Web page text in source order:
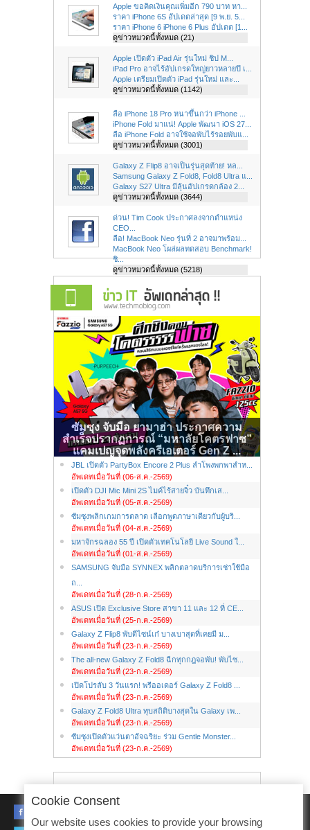
Apple ขอคิดเงินคุณเพิ่มอีก 790 บาท หา...
ราคา iPhone 6S อัปเดตล่าสุด [9 พ.ย. 5...
ราคา iPhone 6 iPhone 6 Plus อัปเดต [1...
ดูข่าวหมวดนี้ทั้งหมด (21)
Apple เปิดตัว iPad Air รุ่นใหม่ ชิป M...
iPad Pro อาจไร้อัปเกรดใหญ่ยาวหลายปี เ...
Apple เตรียมเปิดตัว iPad รุ่นใหม่ และ...
ดูข่าวหมวดนี้ทั้งหมด (1142)
ลือ iPhone 18 Pro หนาขึ้นกว่า iPhone ...
iPhone Fold มาแน่! Apple พัฒนา iOS 27...
ลือ iPhone Fold อาจใช้จอพับไร้รอยพับแ...
ดูข่าวหมวดนี้ทั้งหมด (3001)
Galaxy Z Flip8 อาจเป็นรุ่นสุดท้าย! หล...
Samsung Galaxy Z Fold8, Fold8 Ultra แ...
Galaxy S27 Ultra มีลุ้นอัปเกรดกล้อง 2...
ดูข่าวหมวดนี้ทั้งหมด (3644)
ด่วน! Tim Cook ประกาศลงจากตำแหน่ง
CEO...
ลือ! MacBook Neo รุ่นที่ 2 อาจมาพร้อม...
MacBook Neo โผล่ผลทดสอบ Benchmark!
ชิ...
ดูข่าวหมวดนี้ทั้งหมด (5218)
ซัมซุง จับมือ ยามาฮ่า ประกาศความ
สำเร็จปรากฏการณ์ “มหาลัยโคตรฟาซ”
แคมเปญจุดพลังครีเอเตอร์ Gen Z ...
JBL เปิดตัว PartyBox Encore 2 Plus ลำโพงพกพาสำห...
อัพเดทเมื่อวันที่ (06-ส.ค.-2569)
เปิดตัว DJI Mic Mini 2S ไมค์ไร้สายจิ๋ว บันทึกเส...
อัพเดทเมื่อวันที่ (05-ส.ค.-2569)
ซัมซุงพลิกเกมการตลาด เลือกพูดภาษาเดียวกับผู้บริ...
อัพเดทเมื่อวันที่ (04-ส.ค.-2569)
มหาจักรฉลอง 55 ปี เปิดตัวเทคโนโลยี Live Sound ใ...
อัพเดทเมื่อวันที่ (01-ส.ค.-2569)
SAMSUNG จับมือ SYNNEX พลิกตลาดบริการเช่าใช้มือ
ถ...
อัพเดทเมื่อวันที่ (28-ก.ค.-2569)
ASUS เปิด Exclusive Store สาขา 11 และ 12 ที่ CE...
อัพเดทเมื่อวันที่ (25-ก.ค.-2569)
Galaxy Z Flip8 พับดีไซน์เก๋ บางเบาสุดที่เคยมี ม...
อัพเดทเมื่อวันที่ (23-ก.ค.-2569)
The all-new Galaxy Z Fold8 ฉีกทุกกฎจอพับ! พับไซ...
อัพเดทเมื่อวันที่ (23-ก.ค.-2569)
เปิดโปรลับ 3 วันแรก! พรีออเดอร์ Galaxy Z Fold8 ...
อัพเดทเมื่อวันที่ (23-ก.ค.-2569)
Galaxy Z Fold8 Ultra ทุบสถิติบางสุดใน Galaxy เพ...
อัพเดทเมื่อวันที่ (23-ก.ค.-2569)
ซัมซุงเปิดตัวแว่นตาอัจฉริยะ ร่วม Gentle Monster...
อัพเดทเมื่อวันที่ (23-ก.ค.-2569)
Cookie Consent
Our website uses cookies to provide your browsing